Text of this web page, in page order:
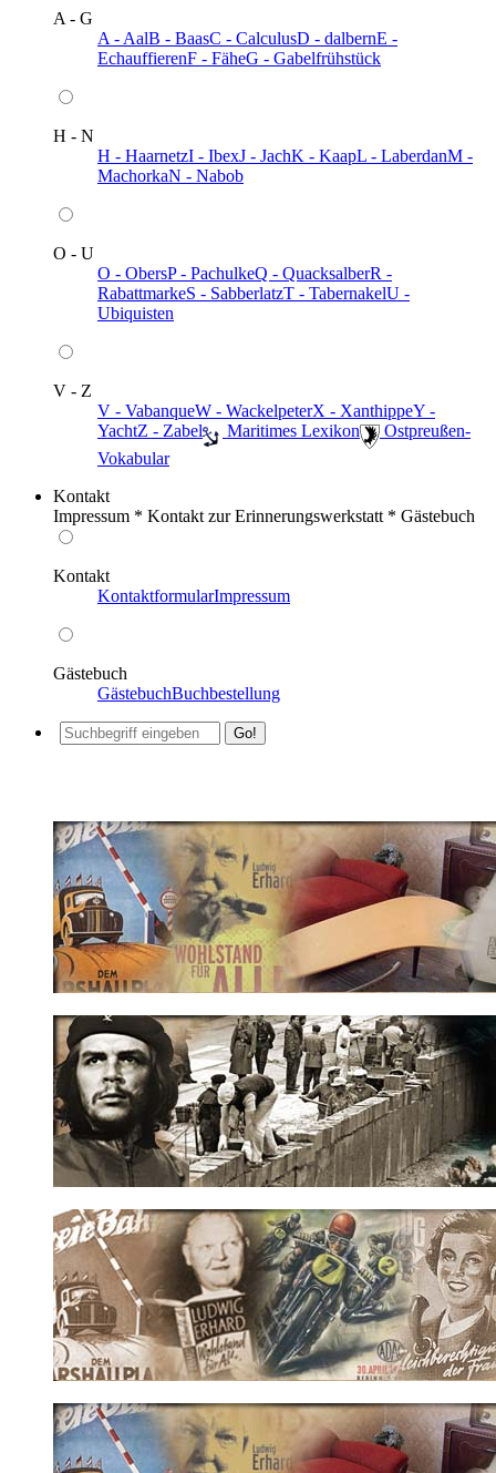
A - G
A - AalB - BaasC - CalculusD - dalbernE -
EchauffierenF - FäheG - Gabelfrühstück
H - N
H - HaarnetzI - IbexJ - JachK - KaapL - LaberdanM -
MachorkaN - Nabob
O - U
O - ObersP - PachulkeQ - QuacksalberR -
RabattmarkeS - SabberlatzT - TabernakelU -
Ubiquisten
V - Z
V - VabanqueW - WackelpeterX - XanthippeY -
YachtZ - Zabel ️ Maritimes Lexikon
️ Ostpreußen-
Vokabular
Kontakt
Impressum * Kontakt zur Erinnerungswerkstatt * Gästebuch
Kontakt
KontaktformularImpressum
Gästebuch
GästebuchBuchbestellung